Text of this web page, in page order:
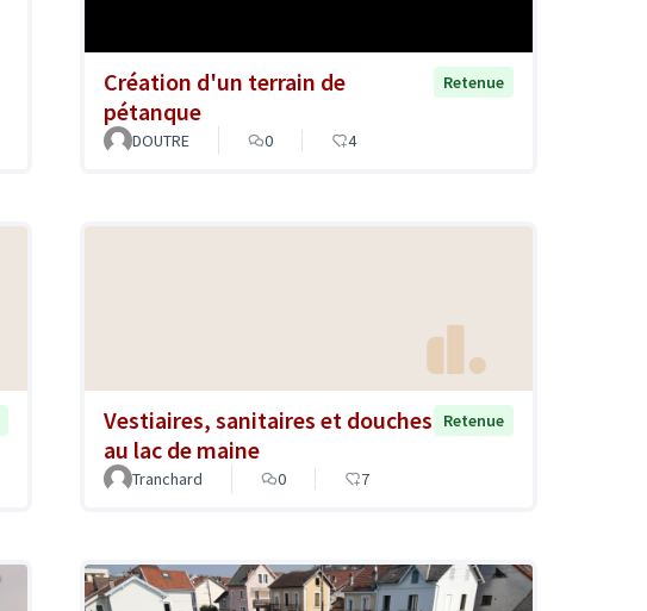
Création d'un terrain de
pétanque
Retenue
DOUTRE 0 4
Vestiaires, sanitaires et douches
au lac de maine
Retenue
Tranchard 0 7